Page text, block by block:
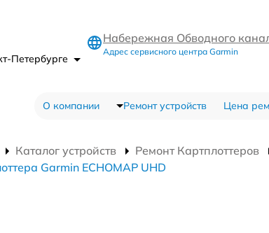
Петербурге
Набережная Обводного
Адрес сервисного центра Garmin
О компании Ремонт устройств Цена
Каталог устройств Ремонт Картплоттеров
Garmin ECHOMAP UHD